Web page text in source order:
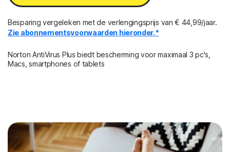
Besparing vergeleken met de verlengingsprijs van € 44,99/jaar.
Zie abonnementsvoorwaarden hieronder.*
Norton AntiVirus Plus biedt bescherming voor maximaal 3 pc's,
Macs, smartphones of tablets